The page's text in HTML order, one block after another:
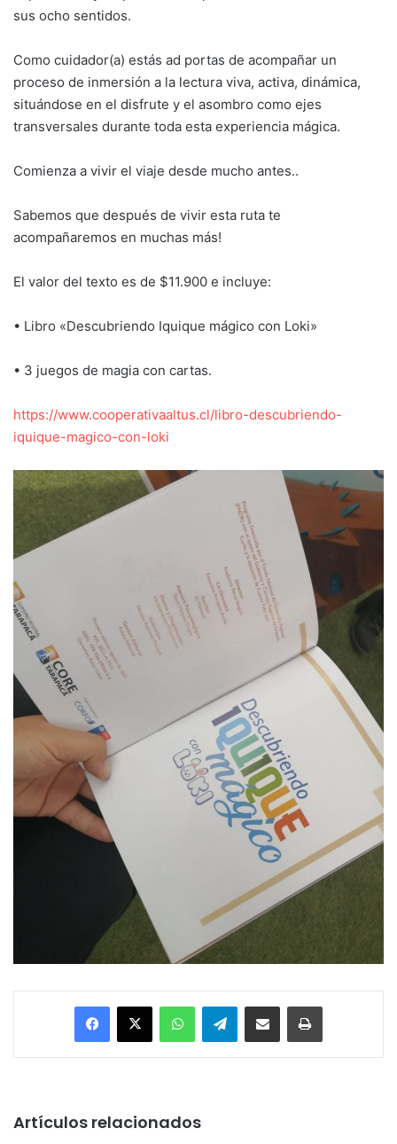
sus ocho sentidos.
Como cuidador(a) estás ad portas de acompañar un
proceso de inmersión a la lectura viva, activa, dinámica,
situándose en el disfrute y el asombro como ejes
transversales durante toda esta experiencia mágica.
Comienza a vivir el viaje desde mucho antes..
Sabemos que después de vivir esta ruta te
acompañaremos en muchas más!
El valor del texto es de $11.900 e incluye:
• Libro «Descubriendo Iquique mágico con Loki»
• 3 juegos de magia con cartas.
https://www.cooperativaaltus.cl/libro-descubriendo-
iquique-magico-con-loki
Facebook
X WhatsAppTelegramEnviar vía email Imprimir
Artículos relacionados